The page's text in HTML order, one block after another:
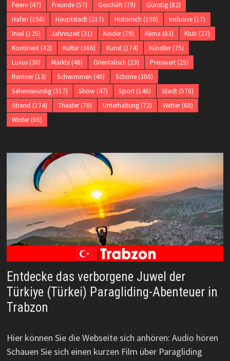
Feiern (47) Freunde(57) Geschäft(79) Günstig(82)
Hafen (158) Hauptstadt(217) Historisch (190) Inclusive(17)
Insel(125) Jahreszeit(31) Kinder(79) Klima (83) Klub (27)
Kontinent(42) Kultur(366) Kunst(174) Künstler(75)
Luxus(36) Märkte(46) Orientalisch (23) Preiswert(25)
Rentner(13) Schwimmen (40) Schöne(300)
Sehenswürdig(317) Show (47) Sport(146) Stadt(570)
Strand (174) Theater(70) Unterhaltung(72) Wetter(60)
Winter(66)
Entdecke das verborgene Juwel der
Türkiye (Türkei) Paragliding-Abenteuer in
Trabzon
Hier können Sie die Webseite sich anhören: Audio hören
Schauen Sie sich einen kurzen Film über Paragliding